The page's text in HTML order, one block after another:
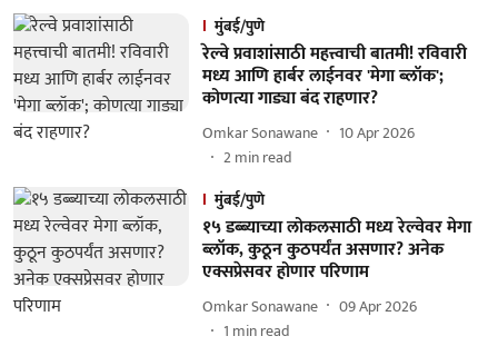
मुंबई/पुणे
रेल्वे प्रवाशांसाठी महत्त्वाची बातमी! रविवारी
मध्य आणि हार्बर लाईनवर 'मेगा ब्लॉक';
कोणत्या गाड्या बंद राहणार?
Omkar Sonawane
10 Apr 2026
2min read
मुंबई/पुणे
१५ डब्ब्याच्या लोकलसाठी मध्य रेल्वेवर मेगा
ब्लॉक, कुठून कुठपर्यंत असणार? अनेक
एक्सप्रेसवर होणार परिणाम
Omkar Sonawane
09 Apr 2026
1 min read